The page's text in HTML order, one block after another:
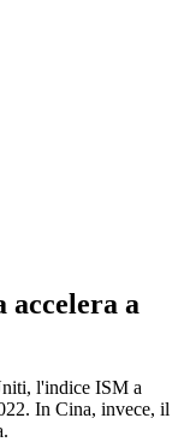
a
l'indice ISM a
In Cina, invece, il